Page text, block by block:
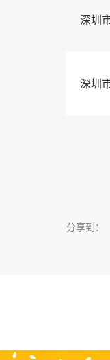
深圳
深圳
分享到：